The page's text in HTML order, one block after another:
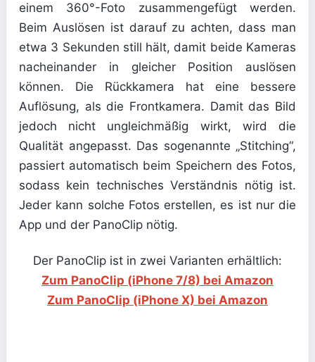
einem 360°-Foto zusammengefügt werden.
Beim Auslösen ist darauf zu achten, dass man
etwa 3 Sekunden still hält, damit beide Kameras
nacheinander in gleicher Position auslösen
können. Die Rückkamera hat eine bessere
Auflösung, als die Frontkamera. Damit das Bild
jedoch nicht ungleichmäßig wirkt, wird die
Qualität angepasst. Das sogenannte „Stitching“,
passiert automatisch beim Speichern des Fotos,
sodass kein technisches Verständnis nötig ist.
Jeder kann solche Fotos erstellen, es ist nur die
App und der PanoClip nötig.
Der PanoClip ist in zwei Varianten erhältlich:
Zum PanoClip (iPhone 7/8) bei Amazon
Zum PanoClip (iPhone X) bei Amazon